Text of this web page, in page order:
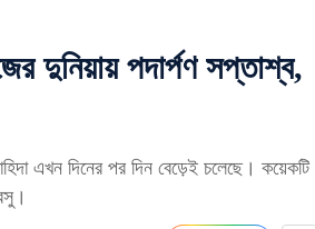
দুনিয়ায় পদার্পণ সপ্তাশ্ব,
এখন দিনের পর দিন বেড়েই চলেছে। কয়েকটি